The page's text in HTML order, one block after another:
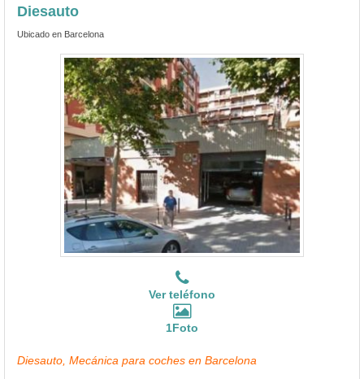
Diesauto
Ubicado en Barcelona
Ver teléfono
1Foto
Diesauto, Mecánica para coches en Barcelona